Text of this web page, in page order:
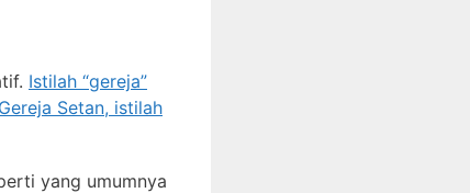
Istilah “gereja”
Setan, istilah
yang umumnya